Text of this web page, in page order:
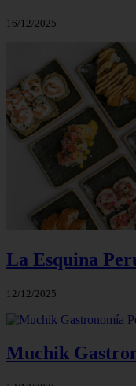
16/12/2025
La Esquina
12/12/2025
Muchik